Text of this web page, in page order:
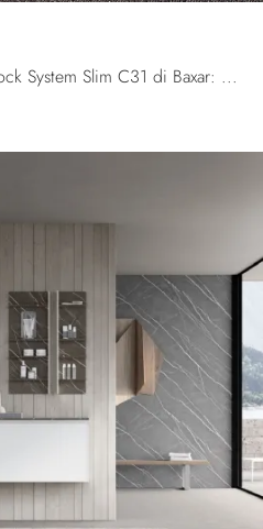
Mobile da Bagno sospeso Block System Slim C31 di Baxar: clicca e scopri di più su mobili bagno sospesi in laccato opaco e accessori della marca.